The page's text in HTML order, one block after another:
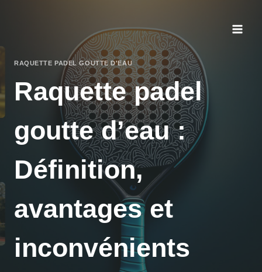
RAQUETTE PADEL GOUTTE D'EAU
Raquette padel
goutte d’eau :
Définition,
avantages et
inconvénients